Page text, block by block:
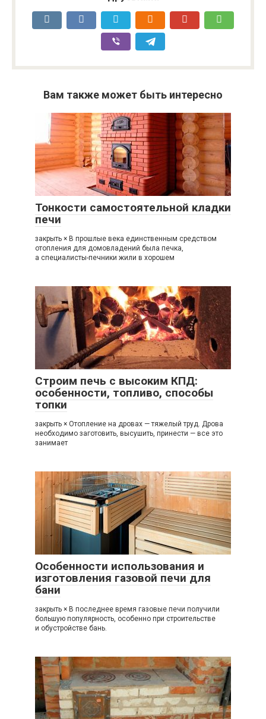
Вам также может быть интересно
Тонкости самостоятельной кладки
печи
закрыть × В прошлые века единственным средством
отопления для домовладений была печка,
а специалисты-печники жили в хорошем
Строим печь с высоким КПД:
особенности, топливо, способы
топки
закрыть × Отопление на дровах — тяжелый труд. Дрова
необходимо заготовить, высушить, принести — все это
занимает
Особенности использования и
изготовления газовой печи для
бани
закрыть × В последнее время газовые печи получили
большую популярность, особенно при строительстве
и обустройстве бань.